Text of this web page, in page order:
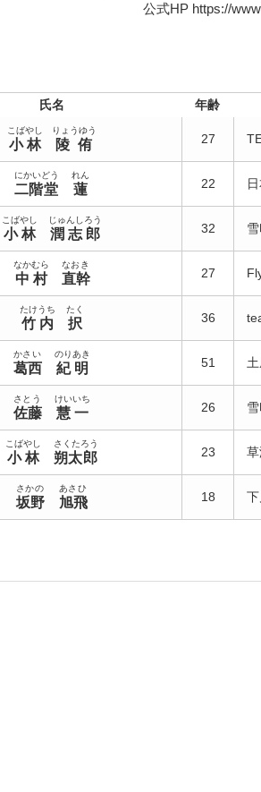
公式HP https://
氏名 年齢
小林
こばやし
陵侑
りょうゆう
27
二階堂
にかいどう
蓮
れん
22
小林
こばやし
潤志郎
じゅんしろう
32
中村
なかむら
直幹
なおき
27
竹内
たけうち
択
たく
36
葛西
かさい
紀明
のりあき
51
佐藤
さとう
慧一
けいいち
26
小林
こばやし
朔太郎
さくたろう
23
坂野
さかの
旭飛
あさひ
18